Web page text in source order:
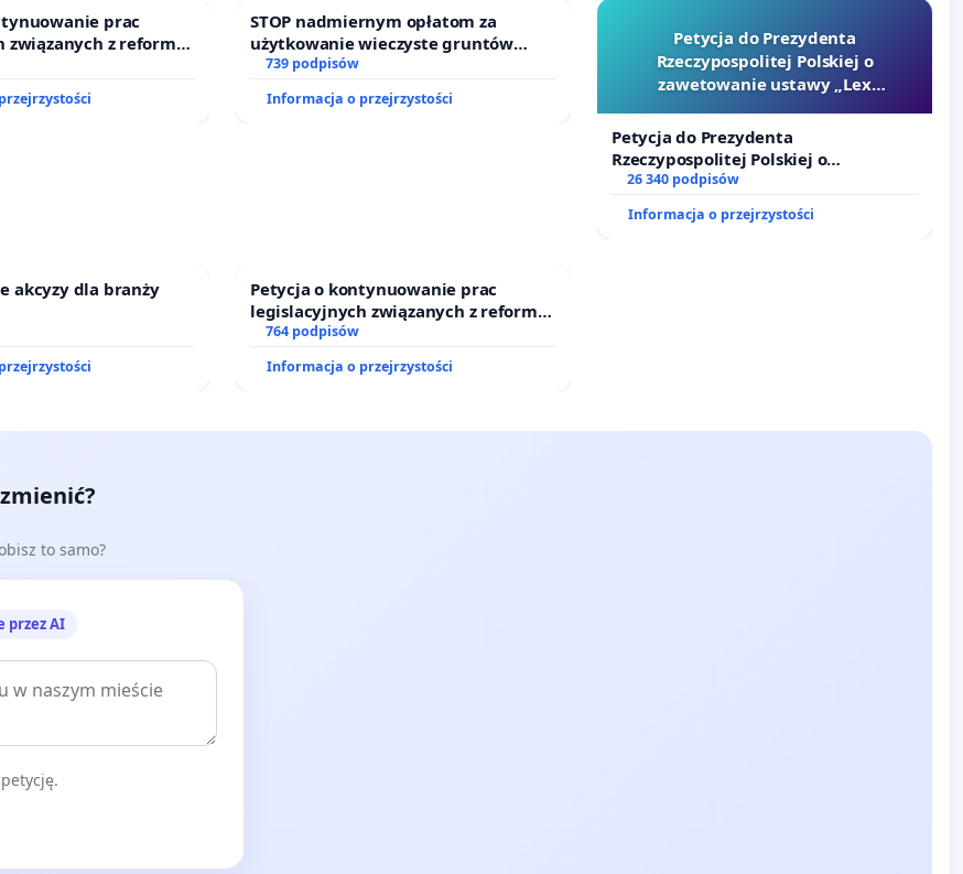
prac
związanych z reformą
STOP nadmiernym opłatom za
użytkowanie wieczyste gruntów
zajmowanych przez rodzinne ogrody
739 podpisów
Informacja o przejrzystości
Petycja do Prezydenta
Rzeczypospolitej Polskiej o
zawetowanie ustawy „Lex
Petycja do Prezydenta
Rzeczypospolitej Polskiej o
zawetowanie ustawy „Lex Szarlatan”
26 340 podpisów
Informacja o przejrzystości
akcyzy dla branży
Petycja o kontynuowanie prac
legislacyjnych związanych z reformą
prawa rodzinnego
764 podpisów
Informacja o przejrzystości
to samo?
przez AI